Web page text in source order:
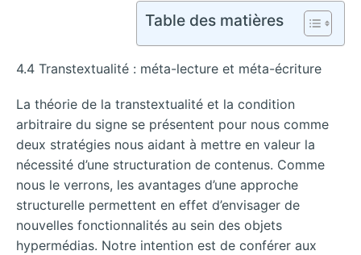
Table des matières
4.4 Transtextualité : méta-lecture et méta-écriture
La théorie de la transtextualité et la condition
arbitraire du signe se présentent pour nous comme
deux stratégies nous aidant à mettre en valeur la
nécessité d’une structuration de contenus. Comme
nous le verrons, les avantages d’une approche
structurelle permettent en effet d’envisager de
nouvelles fonctionnalités au sein des objets
hypermédias. Notre intention est de conférer aux